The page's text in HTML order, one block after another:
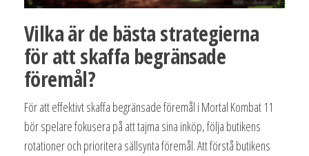
Vilka är de bästa strategierna
för att skaffa begränsade
föremål?
För att effektivt skaffa begränsade föremål i Mortal Kombat 11
bör spelare fokusera på att tajma sina inköp, följa butikens
rotationer och prioritera sällsynta föremål. Att förstå butikens